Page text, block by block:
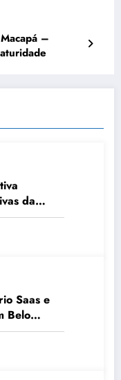
–
da
Saas e
Belo
3449